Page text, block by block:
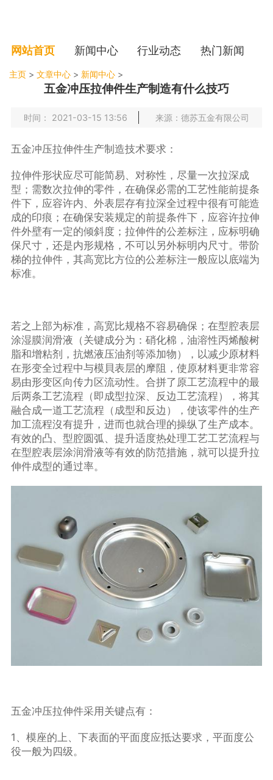
网站首页 新闻中心 行业动态 热门新闻
主页 > 文章中心 > 新闻中心 >
五金冲压拉伸件生产制造有什么技巧
时间： 2021-03-15 13:56 来源：德苏五金有限公司
五金冲压拉伸件生产制造技术要求：
拉伸件形状应尽可能简易、对称性，尽量一次拉深成
型；需数次拉伸的零件，在确保必需的工艺性能前提条
件下，应容许内、外表层存有拉深全过程中很有可能造
成的印痕；在确保安装规定的前提条件下，应容许拉伸
件外壁有一定的倾斜度；拉伸件的公差标注，应标明确
保尺寸，还是内形规格，不可以另外标明内尺寸。带阶
梯的拉伸件，其高宽比方位的公差标注一般应以底端为
标准。
若之上部为标准，高宽比规格不容易确保；在型腔表层
涂湿膜润滑液（关键成分为：硝化棉，油溶性丙烯酸树
脂和增粘剂，抗燃液压油剂等添加物），以减少原材料
在形变全过程中与模貝表层的摩阻，使原材料更非常容
易由形变区向传力区流动性。合拼了原工艺流程中的最
后两条工艺流程（即成型拉深、反边工艺流程），将其
融合成一道工艺流程（成型和反边），使该零件的生产
加工流程沒有提升，进而也就合理的操纵了生产成本。
有效的凸、型腔圆弧、提升适度热处理工艺工艺流程与
在型腔表层涂润滑液等有效的防范措施，就可以提升拉
伸件成型的通过率。
五金冲压拉伸件采用关键点有：
1、模座的上、下表面的平面度应抵达要求，平面度公
役一般为四级。